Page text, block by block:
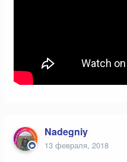
Nadegniy
13 февраля, 2018